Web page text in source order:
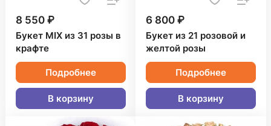
8 550 ₽
Букет MIX из 31 розы в
крафте
Подробнее
В корзину
6 800 ₽
Букет из 21 розовой и
желтой розы
Подробнее
В корзину